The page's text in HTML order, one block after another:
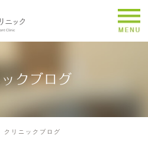
クブログ
クリニックブログ